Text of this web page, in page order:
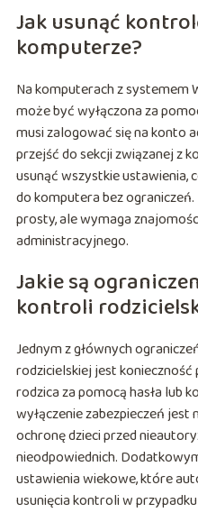
Jak usunąć
komputerze?
Na komputerach z systemem
może być wyłączona za
musi zalogować się na konto
przejść do sekcji związanej z
usunąć wszystkie ustawienia,
do komputera bez
prosty, ale wymaga
administracyjnego.
Jakie są
kontroli
Jednym z głównych
rodzicielskiej jest
rodzica za pomocą hasła lub
wyłączenie zabezpieczeń jest
ochronę dzieci przed
nieodpowiednich.
ustawienia wiekowe, które
usunięcia kontroli w